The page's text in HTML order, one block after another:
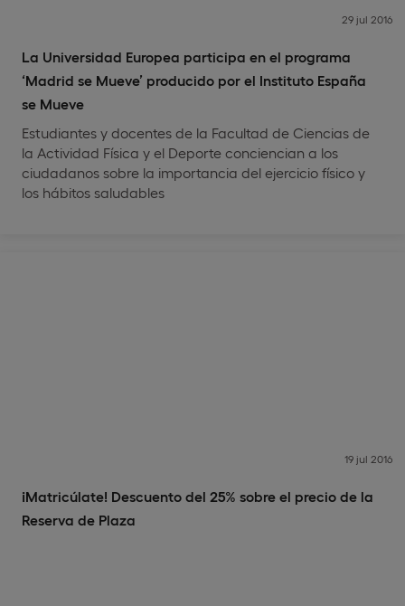
La Universidad Europea participa en el programa
‘Madrid se Mueve’ producido por el Instituto España
se Mueve
29 jul 2016
Estudiantes y docentes de la Facultad de Ciencias de
la Actividad Física y el Deporte conciencian a los
ciudadanos sobre la importancia del ejercicio físico y
los hábitos saludables
¡Matricúlate! Descuento del 25% sobre el precio de la
Reserva de Plaza
19 jul 2016